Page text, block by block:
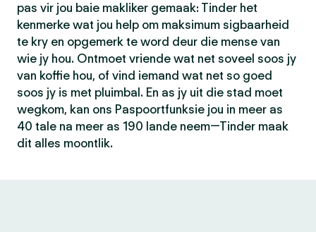
pas vir jou baie makliker gemaak: Tinder het
kenmerke wat jou help om maksimum sigbaarheid
te kry en opgemerk te word deur die mense van
wie jy hou. Ontmoet vriende wat net soveel soos jy
van koffie hou, of vind iemand wat net so goed
soos jy is met pluimbal. En as jy uit die stad moet
wegkom, kan ons Paspoortfunksie jou in meer as
40 tale na meer as 190 lande neem—Tinder maak
dit alles moontlik.